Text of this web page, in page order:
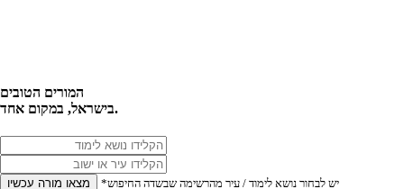
המורים הטובים
בישראל, במקום אחד.
מצאו מורה עכשיו *יש לבחור נושא לימוד / עיר מהרשימה שבשדה החיפוש